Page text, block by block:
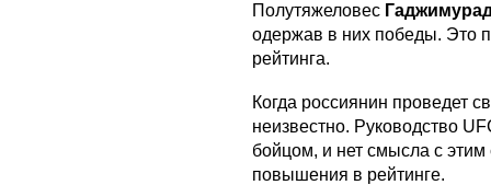
Полутяжеловес
одержав в них победы. Это
рейтинга.
Когда россиянин проведет
неизвестно. Руководство
бойцом, и нет смысла с
повышения в рейтинге.